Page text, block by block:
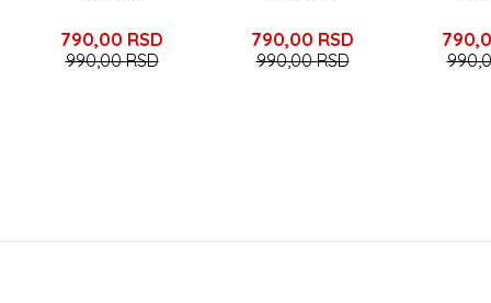
790,00 RSD
990,00RSD
790,00 RSD
990,00RSD